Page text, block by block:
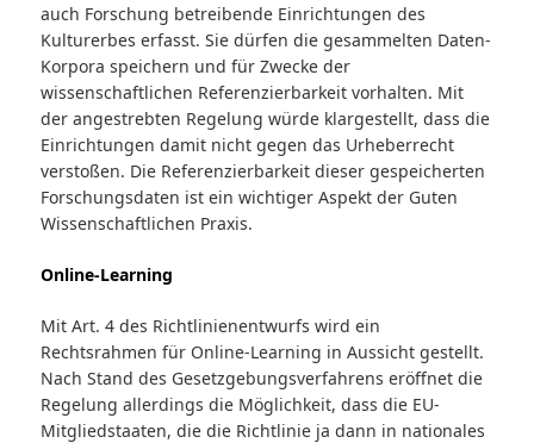
auch Forschung betreibende Einrichtungen des
Kulturerbes erfasst. Sie dürfen die gesammelten Daten-
Korpora speichern und für Zwecke der
wissenschaftlichen Referenzierbarkeit vorhalten. Mit
der angestrebten Regelung würde klargestellt, dass die
Einrichtungen damit nicht gegen das Urheberrecht
verstoßen. Die Referenzierbarkeit dieser gespeicherten
Forschungsdaten ist ein wichtiger Aspekt der Guten
Wissenschaftlichen Praxis.
Online-Learning
Mit Art. 4 des Richtlinienentwurfs wird ein
Rechtsrahmen für Online-Learning in Aussicht gestellt.
Nach Stand des Gesetzgebungsverfahrens eröffnet die
Regelung allerdings die Möglichkeit, dass die EU-
Mitgliedstaaten, die die Richtlinie ja dann in nationales